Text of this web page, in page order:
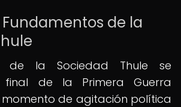
de la
de la Sociedad Thule se
de la Primera Guerra
momento de agitación política